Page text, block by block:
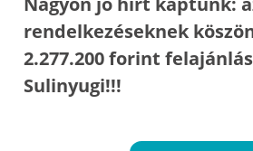
rendelkezéseknek
2.277.200 forint
Sulinyugi!!!